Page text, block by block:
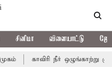
சினிமா விளையாட்டு
காவிரி நீர் ஒழுங்காற்று குழு